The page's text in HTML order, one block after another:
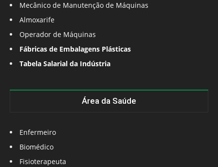
Mecânico de Manutenção de Máquinas
Almoxarife
Operador de Máquinas
Fábricas de Embalagens Plásticas
Tabela Salarial da Indústria
Área da Saúde
Enfermeiro
Biomédico
Fisioterapeuta